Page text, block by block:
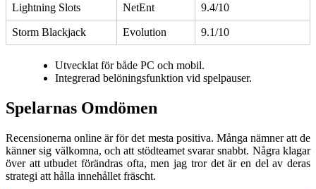
Lightning Slots NetEnt 9.4/10
Storm Blackjack Evolution 9.1/10
Utvecklat för både PC och mobil.
Integrerad belöningsfunktion vid spelpauser.
Spelarnas Omdömen
Recensionerna online är för det mesta positiva. Många nämner att de
känner sig välkomna, och att stödteamet svarar snabbt. Några klagar
över att utbudet förändras ofta, men jag tror det är en del av deras
strategi att hålla innehållet fräscht.